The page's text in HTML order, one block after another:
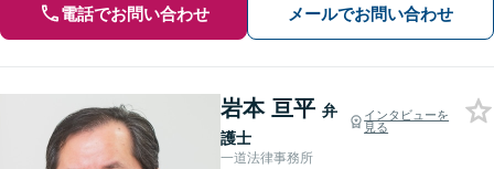
電話でお問い合わせ メールでお問い合わせ
岩本 亘平 弁
護士
インタビューを
見る
一道法律事務所